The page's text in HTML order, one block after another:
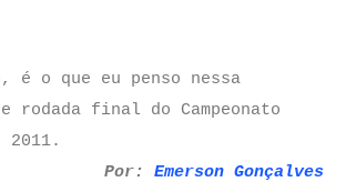
é o que eu penso nessa
rodada final do Campeonato
Por: Emerson Gonçalves